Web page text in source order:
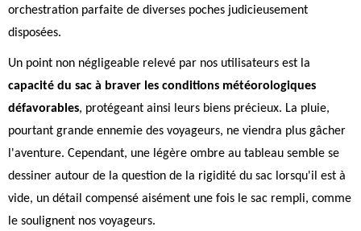
orchestration parfaite de diverses poches judicieusement
disposées.
Un point non négligeable relevé par nos utilisateurs est la
capacité du sac à braver les conditions météorologiques
défavorables, protégeant ainsi leurs biens précieux. La pluie,
pourtant grande ennemie des voyageurs, ne viendra plus gâcher
l'aventure. Cependant, une légère ombre au tableau semble se
dessiner autour de la question de la rigidité du sac lorsqu'il est à
vide, un détail compensé aisément une fois le sac rempli, comme
le soulignent nos voyageurs.